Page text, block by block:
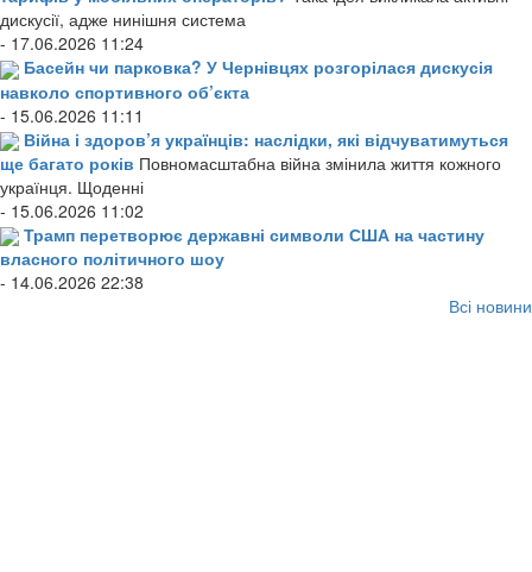
дискусії, адже нинішня система
- 17.06.2026 11:24
Басейн чи парковка? У Чернівцях розгорілася дискусія
навколо спортивного об’єкта
- 15.06.2026 11:11
Війна і здоров’я українців: наслідки, які відчуватимуться
ще багато років Повномасштабна війна змінила життя кожного
українця. Щоденні
- 15.06.2026 11:02
Трамп перетворює державні символи США на частину
власного політичного шоу
- 14.06.2026 22:38
Всі новини